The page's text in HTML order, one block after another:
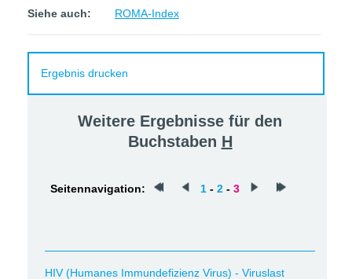
Siehe auch: ROMA-Index
Ergebnis drucken
Weitere Ergebnisse für den
Buchstaben H
Seitennavigation: 1 - 2 - 3
HIV (Humanes Immundefizienz Virus) - Viruslast